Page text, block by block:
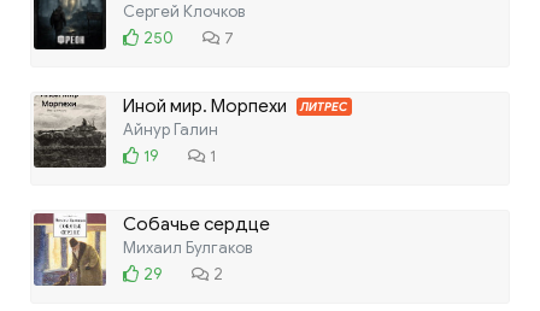
Сергей Клочков
250
7
Иной мир. Морпехи ЛИТРЕС
Айнур Галин
19
1
Собачье сердце
Михаил Булгаков
29
2